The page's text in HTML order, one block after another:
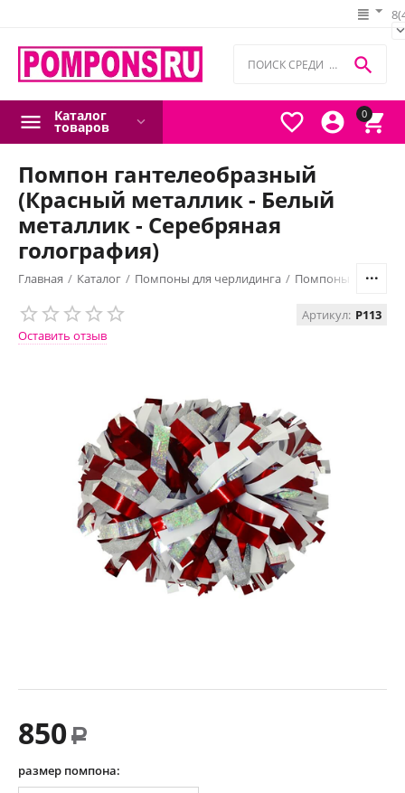
0




Каталог
товаров
Помпон гантелеобразный
(Красный металлик - Белый
металлик - Серебряная
голография)
Главная / Каталог / Помпоны для черлидинга / Помпоны
Оставить отзыв
Артикул: P113
850 Р
размер помпона: